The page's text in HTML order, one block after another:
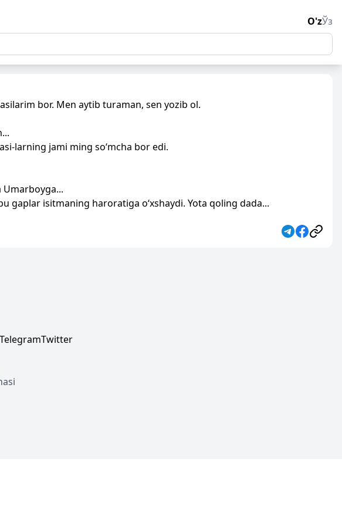
O'zЎз
bor. Men aytib turaman, sen yozib ol.
larning jami ming so‘mcha bor edi.
Umarboyga...
gaplar isitmaning haroratiga o‘xshaydi. Yota qoling dada...
TelegramTwitter